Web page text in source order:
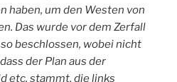
haben, um den Westen von
Das wurde vor dem Zerfall
beschlossen, wobei nicht
der Plan aus der
etc. stammt, die links